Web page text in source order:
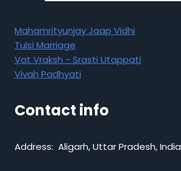
Mahamrityunjay Jaap Vidhi
Tulsi Marriage
Vat Vraksh - Srasti Utappati
Vivah Padhyati
Contact info
Address: Aligarh, Uttar Pradesh, India